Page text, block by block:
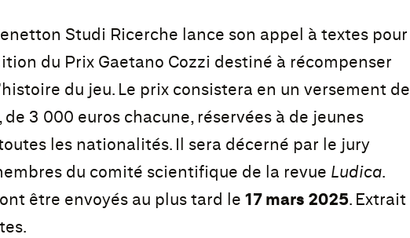
Studi Ricerche lance son appel à textes pour
du Prix Gaetano Cozzi destiné à récompenser
du jeu. Le prix consistera en un versement de
3 000 euros chacune, réservées à de jeunes
les nationalités. Il sera décerné par le jury
du comité scientifique de la revue Ludica.
être envoyés au plus tard le 17 mars 2025. Extrait